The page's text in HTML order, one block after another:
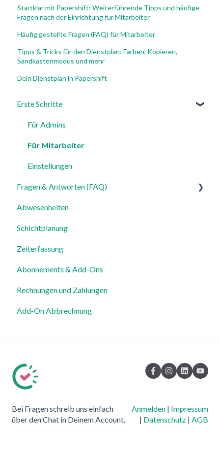
Startklar mit Papershift: Weiterführende Tipps und häufige
Fragen nach der Einrichtung für Mitarbeiter
Häufig gestellte Fragen (FAQ) für Mitarbeiter
Tipps & Tricks für den Dienstplan: Farben, Kopieren,
Sandkastenmodus und mehr
Dein Dienstplan in Papershift
Erste Schritte
Für Admins
Für Mitarbeiter
Einstellungen
Fragen & Antworten (FAQ)
Login, Account & Sicherheit
Mitarbeiterverwaltung
Mitarbeiterprofile & Stammdaten
Standorte & Arbeitsbereiche
Zeiterfassung, Soll-Stunden & Abwesenheiten
Dienstplanung & Spezialfälle
Export
System & Status
Abwesenheiten
Schichtplanung
Zeiterfassung
Abonnements & Add-Ons
Rechnungen und Zahlungen
Add-On Abbrechnung
Bei Fragen schreib uns einfach
über den Chat in Deinem Account.
Anmelden | Impressum
| Datenschutz | AGB